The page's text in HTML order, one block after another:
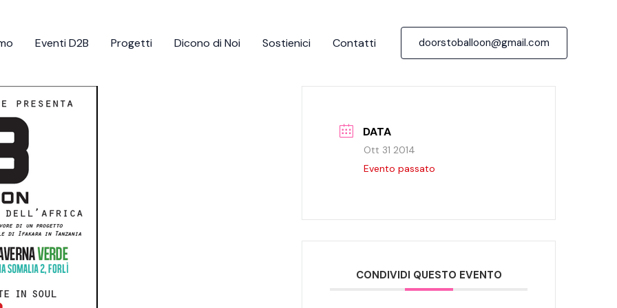
Eventi D2B Progetti Dicono di Noi Sostienici Contatti doorstoballoon@gmail.com
DATA
Ott 31 2014
Evento passato
CONDIVIDI QUESTO EVENTO